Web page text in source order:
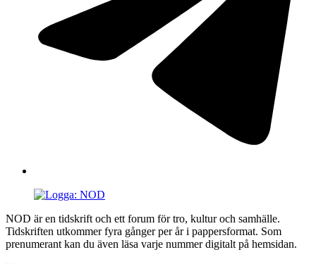
NOD är en tidskrift och ett forum för tro, kultur och samhälle.
Tidskriften utkommer fyra gånger per år i pappersformat. Som
prenumerant kan du även läsa varje nummer digitalt på hemsidan.